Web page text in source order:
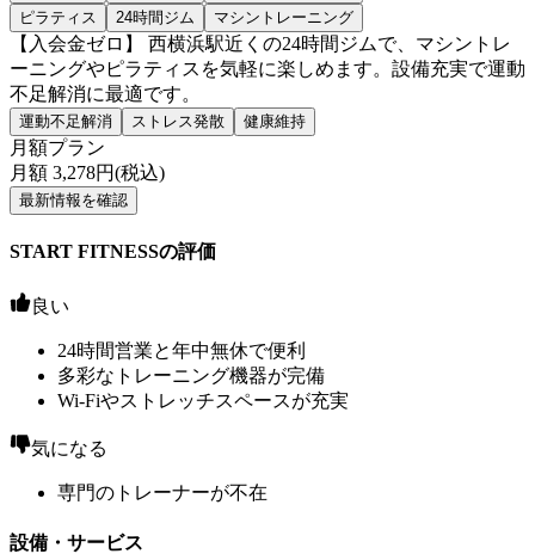
ピラティス
24時間ジム マシントレーニング
【入会金ゼロ】 西横浜駅近くの24時間ジムで、マシントレ
ーニングやピラティスを気軽に楽しめます。設備充実で運動
不足解消に最適です。
運動不足解消 ストレス発散 健康維持
月額プラン
月額 3,278円(税込)
最新情報を確認
START FITNESSの評価
良い
24時間営業と年中無休で便利
多彩なトレーニング機器が完備
Wi-Fiやストレッチスペースが充実
気になる
専門のトレーナーが不在
設備・サービス